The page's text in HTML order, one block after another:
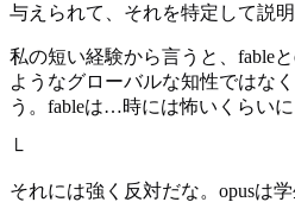
与えられて、それを特定して説
私の短い経験から言うと、fable
ようなグローバルな知性ではな
う。fableは…時には怖いくらい
└
それには強く反対だな。opusは